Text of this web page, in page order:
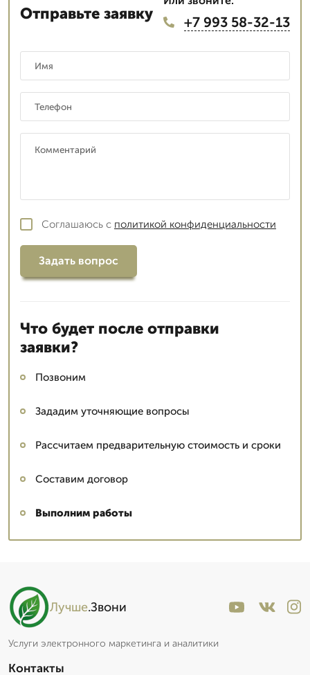
Отправьте заявку +7 993 58-32-13
Соглашаюсь с политикой конфиденциальности
Задать вопрос
Что будет после отправки
заявки?
Позвоним
Зададим уточняющие вопросы
Рассчитаем предварительную стоимость и сроки
Составим договор
Выполним работы
Лучше.Звони
Услуги электронного маркетинга и аналитики
Контакты